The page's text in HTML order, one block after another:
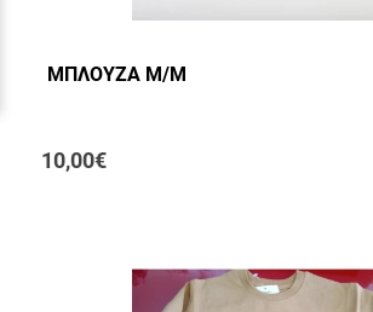
ΜΠΛΟΥΖΑ Μ/Μ
10,00€